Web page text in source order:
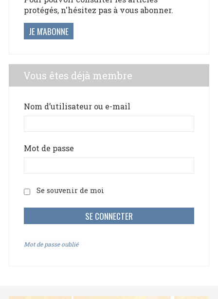
protégés, n'hésitez pas à vous abonner.
JE M'ABONNE
Vous êtes déjà membre
Nom d’utilisateur ou e-mail
Mot de passe
Se souvenir de moi
Mot de passe oublié